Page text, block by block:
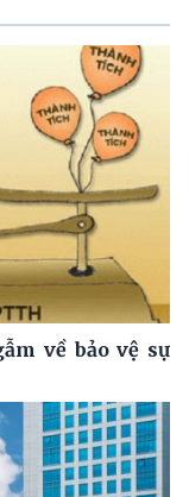
về bảo vệ sự